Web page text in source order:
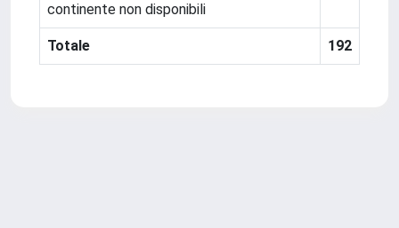
continente non disponibili
Totale 192